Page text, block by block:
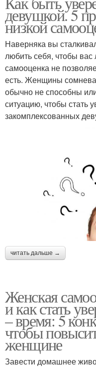
девушкой. 5
низкой
Наверняка вы
любить себя, чтобы
самооценка не
есть. Женщины
обычно не способны
ситуацию, чтобы стать
закомплексованных
читать дальше →
Женская
и как стать
– время: 5
чтобы
женщине
Завести домашнее